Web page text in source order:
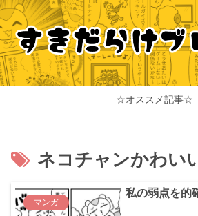
☆オススメ記事☆
ネコチャンかわい
マンガ
私の弱点を的